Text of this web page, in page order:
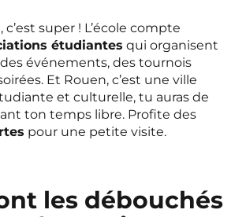
super ! L’école compte
étudiantes qui organisent
événements, des tournois
Et Rouen, c’est une ville
et culturelle, tu auras de
ton temps libre. Profite des
pour une petite visite.
les débouchés